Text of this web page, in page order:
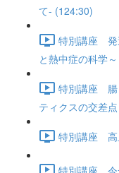
て- (124:30)
特別講座 発
と熱中症の科学
特別講座 腸
ティクスの交差
特別講座 高
特別講座 今